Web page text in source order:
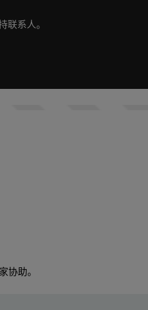
联系人。
协助。